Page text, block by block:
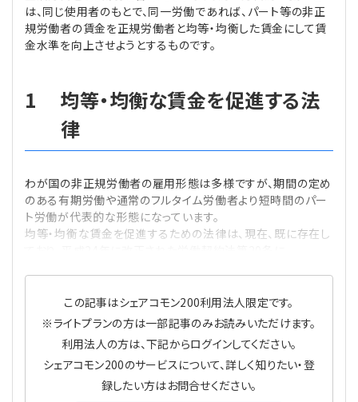
【連載】オピニオンリーダーのnote
【連載】公益法人運営実務の処方箋
【連載】公益法人のための「新公益信託」活用戦略
【連載】シェアコモン200インタビュー
【連載】実務と税務のポイント
【連載】テーマで紐解く逆引きガイドライン
【連載】労務管理の歩き方
【連載】AI活用のすすめ
専門誌一覧
プライバシーポリシー
は、同じ使用者のもとで、同一労働であれば、パート等の非正
規労働者の賃金を正規労働者と均等・均衡した賃金にして賃
金水準を向上させようとするものです。
1 均等・均衡な賃金を促進する法
律
わが国の非正規労働者の雇用形態は多様ですが、期間の定め
のある有期労働や通常のフルタイム労働者より短時間のパー
ト労働が代表的な形態になっています。
均等・均衡な賃金を促進するための法律は、現在、既に存在し
この記事はシェアコモン200利用法人限定です。
※ライトプランの方は一部記事のみお読みいただけます。
利用法人の方は、下記からログインしてください。
シェアコモン200のサービスについて、詳しく知りたい・登
録したい方はお問合せください。